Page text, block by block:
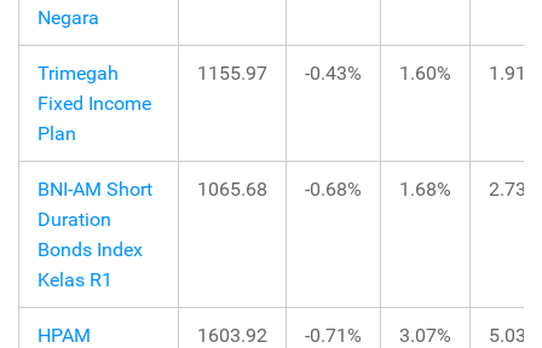
Negara
Trimegah
Fixed Income
Plan
1155.97 -0.43% 1.60% 1.91%
BNI-AM Short
Duration
Bonds Index
Kelas R1
1065.68 -0.68% 1.68% 2.73%
HPAM
1603.92 -0.71% 3.07% 5.03%